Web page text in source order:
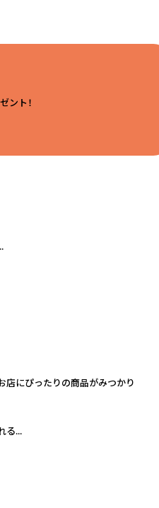
ント！
店にぴったりの商品がみつかり
る...